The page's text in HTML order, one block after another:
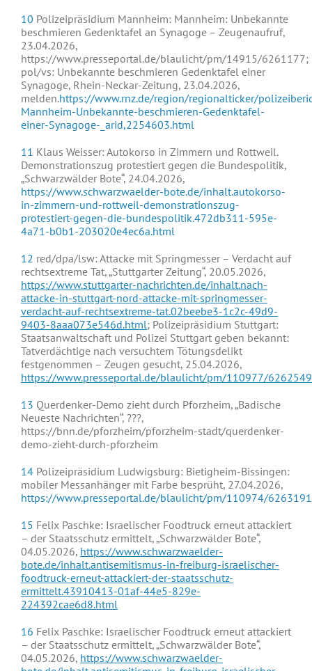
10 Polizeipräsidium Mannheim: Mannheim: Unbekannte
beschmieren Gedenktafel an Synagoge – Zeugenaufruf,
23.04.2026,
https://www.presseportal.de/blaulicht/pm/14915/6261177;
pol/vs: Unbekannte beschmieren Gedenktafel einer
Synagoge, Rhein-Neckar-Zeitung, 23.04.2026,
melden.https://www.rnz.de/region/regionalticker/
Mannheim-Unbekannte-beschmieren-Gedenktafel-
einer-Synagoge-_arid,2254603.html
11 Klaus Weisser: Autokorso in Zimmern und Rottweil.
Demonstrationszug protestiert gegen die Bundespolitik,
„Schwarzwälder Bote“, 24.04.2026,
https://www.schwarzwaelder-bote.de/inhalt.autokorso-
in-zimmern-und-rottweil-demonstrationszug-
protestiert-gegen-die-bundespolitik.472db311-595e-
4a71-b0b1-203020e4ec6a.html
12 red/dpa/lsw: Attacke mit Springmesser – Verdacht auf
rechtsextreme Tat, „Stuttgarter Zeitung“, 20.05.2026,
https://www.stuttgarter-nachrichten.de/inhalt.nach-
attacke-in-stuttgart-nord-attacke-mit-springmesser-
verdacht-auf-rechtsextreme-tat.02beebe3-1c2c-49d9-
9403-8aaa073e546d.html; Polizeipräsidium Stuttgart:
Staatsanwaltschaft und Polizei Stuttgart geben bekannt:
Tatverdächtige nach versuchtem Tötungsdelikt
festgenommen – Zeugen gesucht, 25.04.2026,
https://www.presseportal.de/blaulicht/pm/110977/6262549
13 Querdenker-Demo zieht durch Pforzheim, „Badische
Neueste Nachrichten“, ???,
https://bnn.de/pforzheim/pforzheim-stadt/querdenker-
demo-zieht-durch-pforzheim
14Polizeipräsidium Ludwigsburg: Bietigheim-Bissingen:
mobiler Messanhänger mit Farbe besprüht, 27.04.2026,
https://www.presseportal.de/blaulicht/pm/110974/6263191
15 Felix Paschke: Israelischer Foodtruck erneut attackiert
– der Staatsschutz ermittelt, „Schwarzwälder Bote“,
04.05.2026, https://www.schwarzwaelder-
bote.de/inhalt.antisemitismus-in-freiburg-israelischer-
foodtruck-erneut-attackiert-der-staatsschutz-
ermittelt.43910413-01af-44e5-829e-
224392cae6d8.html
16 Felix Paschke: Israelischer Foodtruck erneut attackiert
– der Staatsschutz ermittelt, „Schwarzwälder Bote“,
04.05.2026, https://www.schwarzwaelder-